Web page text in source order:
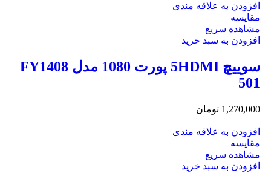
افزودن به علاقه مندی
مقایسه
مشاهده سریع
افزودن به سبد خرید
سوییچ 5HDMI پورت 1080 مدل FY1408
501
1,270,000 تومان
افزودن به علاقه مندی
مقایسه
مشاهده سریع
افزودن به سبد خرید